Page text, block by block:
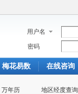
用户名
密码
梅花易数 在线咨询
万年历 地区经度查询